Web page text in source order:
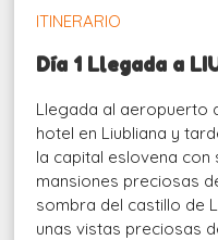
ITINERARIO
Día 1 Llegada a
Llegada al aeropuerto
hotel en Liubliana y
la capital eslovena
mansiones preciosas
sombra del castillo de
unas vistas preciosas